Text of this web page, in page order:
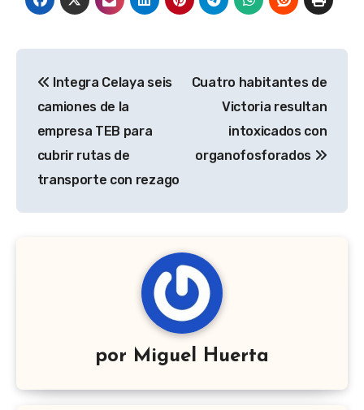
de
entradas
Integra Celaya seis
camiones de la
empresa TEB para
cubrir rutas de
transporte con rezago
Cuatro habitantes de
Victoria resultan
intoxicados con
organofosforados
por Miguel Huerta